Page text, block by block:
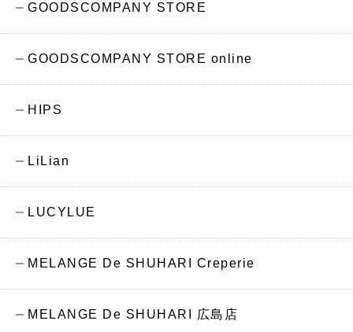
GOODSCOMPANY STORE
GOODSCOMPANY STORE online
HIPS
LiLian
LUCYLUE
MELANGE De SHUHARI Creperie
MELANGE De SHUHARI 広島店